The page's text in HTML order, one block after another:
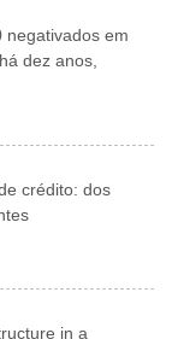
negativados em
dez anos,
crédito: dos
in a